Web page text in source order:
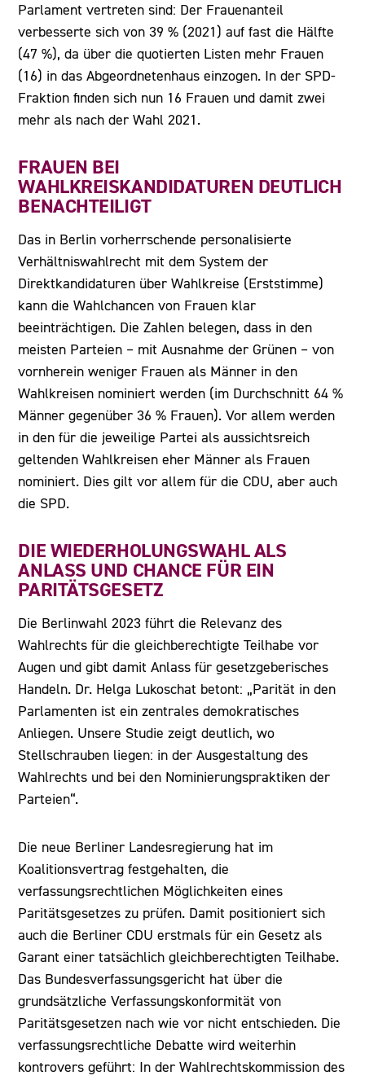
Parlament vertreten sind: Der Frauenanteil
verbesserte sich von 39 % (2021) auf fast die Hälfte
(47 %), da über die quotierten Listen mehr Frauen
(16) in das Abgeordnetenhaus einzogen. In der SPD-
Fraktion finden sich nun 16 Frauen und damit zwei
mehr als nach der Wahl 2021.
FRAUEN BEI
WAHLKREISKANDIDATUREN DEUTLICH
BENACHTEILIGT
Das in Berlin vorherrschende personalisierte
Verhältniswahlrecht mit dem System der
Direktkandidaturen über Wahlkreise (Erststimme)
kann die Wahlchancen von Frauen klar
beeinträchtigen. Die Zahlen belegen, dass in den
meisten Parteien – mit Ausnahme der Grünen – von
vornherein weniger Frauen als Männer in den
Wahlkreisen nominiert werden (im Durchschnitt 64 %
Männer gegenüber 36 % Frauen). Vor allem werden
in den für die jeweilige Partei als aussichtsreich
geltenden Wahlkreisen eher Männer als Frauen
nominiert. Dies gilt vor allem für die CDU, aber auch
die SPD.
DIE WIEDERHOLUNGSWAHL ALS
ANLASS UND CHANCE FÜR EIN
PARITÄTSGESETZ
Die Berlinwahl 2023 führt die Relevanz des
Wahlrechts für die gleichberechtigte Teilhabe vor
Augen und gibt damit Anlass für gesetzgeberisches
Handeln. Dr. Helga Lukoschat betont: „Parität in den
Parlamenten ist ein zentrales demokratisches
Anliegen. Unsere Studie zeigt deutlich, wo
Stellschrauben liegen: in der Ausgestaltung des
Wahlrechts und bei den Nominierungspraktiken der
Parteien“.
Die neue Berliner Landesregierung hat im
Koalitionsvertrag festgehalten, die
verfassungsrechtlichen Möglichkeiten eines
Paritätsgesetzes zu prüfen. Damit positioniert sich
auch die Berliner CDU erstmals für ein Gesetz als
Garant einer tatsächlich gleichberechtigten Teilhabe.
Das Bundesverfassungsgericht hat über die
grundsätzliche Verfassungskonformität von
Paritätsgesetzen nach wie vor nicht entschieden. Die
verfassungsrechtliche Debatte wird weiterhin
kontrovers geführt: In der Wahlrechtskommission des